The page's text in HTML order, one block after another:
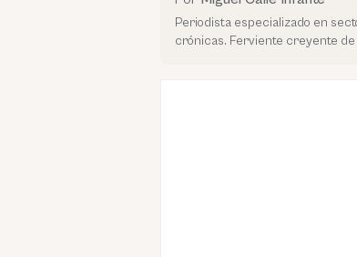
Periodista especializado en
crónicas. Ferviente creyente